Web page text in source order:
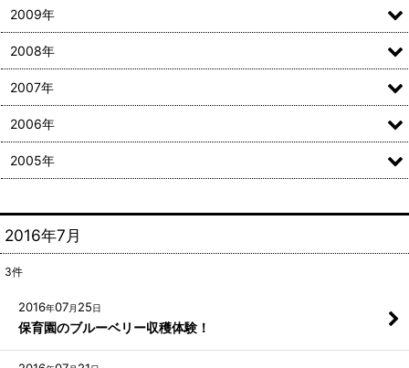
2016年7月
3件
2016年07月 25日
保育園のブルーベリー収穫体験！
2009年
2008年
2007年
2006年
2005年